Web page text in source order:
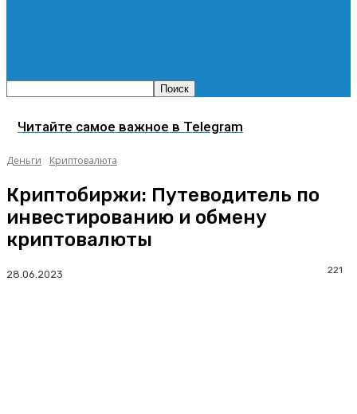
Читайте самое важное в Telegram
Деньги Криптовалюта
Криптобиржи: Путеводитель по
инвестированию и обмену
криптовалюты
221